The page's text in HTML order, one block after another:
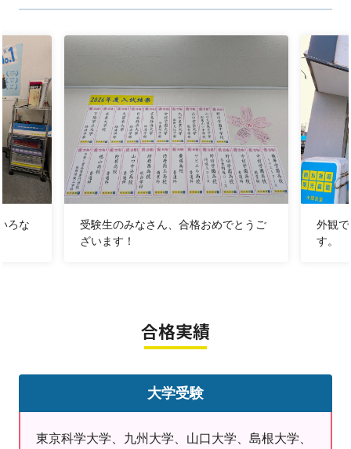
夏季休校のお知らせです
8/9(日)～8/17(月)まで夏季休校とな
ります。
誠に勝手ながら、この期間のお問い
合わせについては
8/18(火)以降のご対応とさせていた
いかと思いますが、みなさん、夏休みの宿題は順調に進
められているでしょうか。
受験生の方はもちろん、苦手を克服したい方、テストの
ろな
受験生のみなさん、合格おめでとうご
ざいます！
外観
す。
合格実績
大学受験
東京科学大学、九州大学、山口大学、島根大学、